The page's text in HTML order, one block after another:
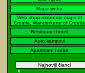
Mapa weba
Web shop mountain maps of
Croatia, Wanderkarte of Croatia
Restorani i hoteli
Auto kampovi
Apartmani i sobe
Najnoviji članci